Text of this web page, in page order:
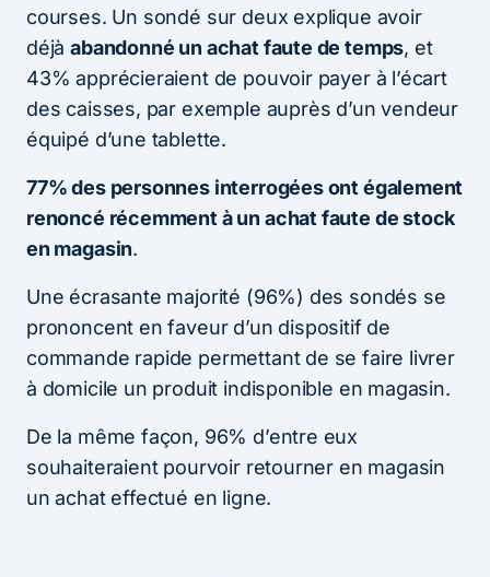
courses. Un sondé sur deux explique avoir
déjàabandonné un achat faute de temps, et
43% apprécieraient de pouvoir payer à l’écart
des caisses, par exemple auprès d’un vendeur
équipé d’une tablette.
77% des personnes interrogées ont également
renoncé récemment à un achat faute de stock
en magasin.
Une écrasante majorité (96%) des sondés se
prononcent en faveur d’un dispositif de
commande rapide permettant de se faire livrer
à domicile un produit indisponible en magasin.
De la même façon, 96% d’entre eux
souhaiteraient pourvoir retourner en magasin
un achat effectué en ligne.